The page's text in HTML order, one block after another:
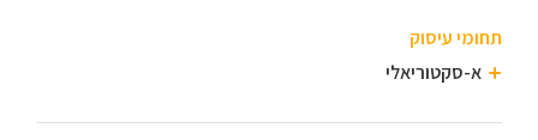
תחומי עיסוק
א-סקטוריאלי